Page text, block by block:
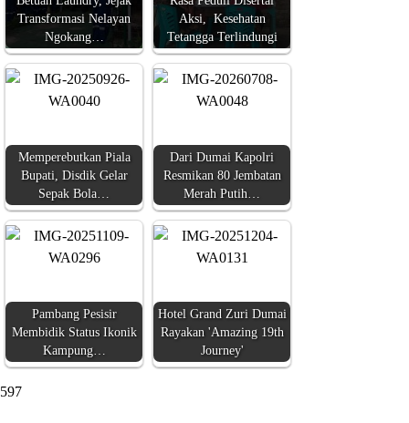
Transformasi Nelayan
Ngokang…
Aksi, Kesehatan
Tetangga Terlindungi
Memperebutkan Piala
Bupati, Disdik Gelar
Sepak Bola…
Dari Dumai Kapolri
Resmikan 80 Jembatan
Merah Putih…
Pambang Pesisir
Membidik Status Ikonik
Kampung…
Hotel Grand Zuri Dumai
Rayakan 'Amazing 19th
Journey'
597